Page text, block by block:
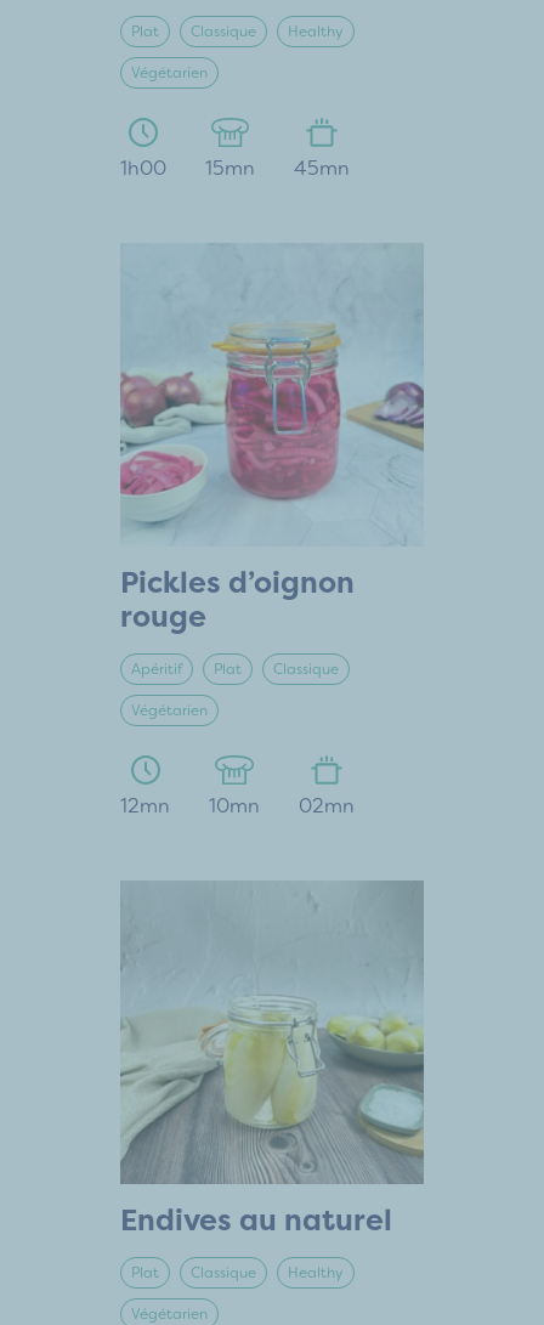
Plat Classique Healthy
Végétarien
1h00 15mn 45mn
Pickles d’oignon
rouge
Apéritif Plat Classique
Végétarien
12mn 10mn 02mn
Endives au naturel
Plat Classique Healthy
Végétarien